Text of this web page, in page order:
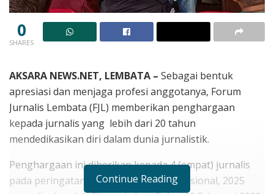
0
SHARES
AKSARA NEWS.NET, LEMBATA – Sebagai bentuk
apresiasi dan menjaga profesi anggotanya, Forum
Jurnalis Lembata (FJL) memberikan penghargaan
kepada jurnalis yang lebih dari 20 tahun
mendedikasikan diri dalam dunia jurnalistik.
Penghargaan ini diberikan kepada 4 (empat) jurnalis
pada peringatan 79 tahun Hari Pers Nasional, 2025
Continue Reading